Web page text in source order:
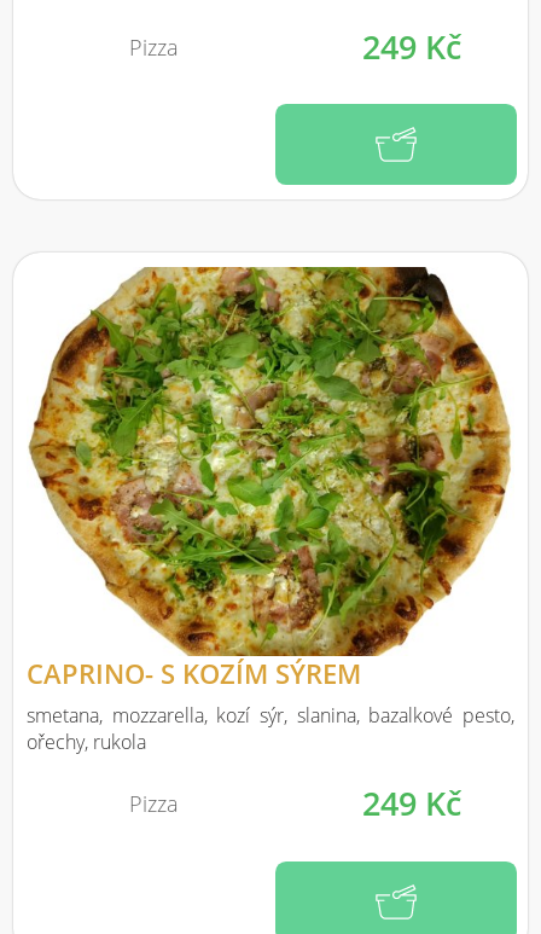
Pizza 249 Kč
CAPRINO- S KOZÍM SÝREM
smetana, mozzarella, kozí sýr, slanina, bazalkové pesto,
ořechy, rukola
Pizza 249 Kč